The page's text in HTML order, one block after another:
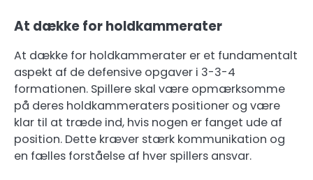
At dække for holdkammerater
At dække for holdkammerater er et fundamentalt
aspekt af de defensive opgaver i 3-3-4
formationen. Spillere skal være opmærksomme
på deres holdkammeraters positioner og være
klar til at træde ind, hvis nogen er fanget ude af
position. Dette kræver stærk kommunikation og
en fælles forståelse af hver spillers ansvar.